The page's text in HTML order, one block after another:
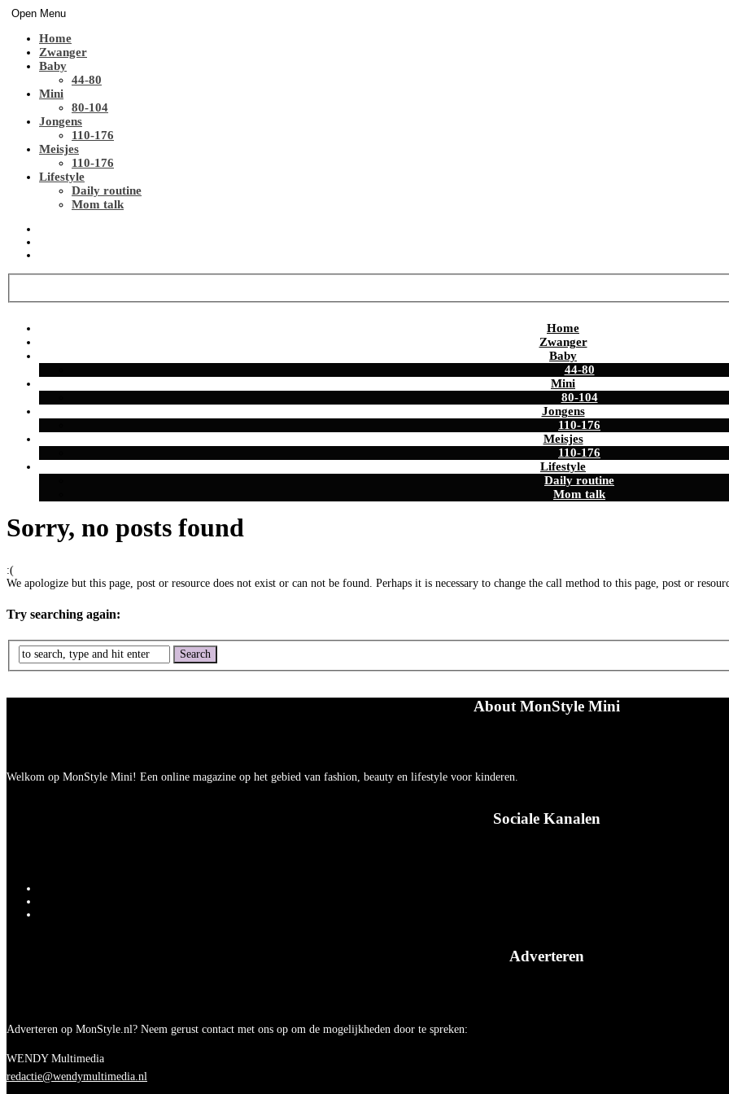
Open Menu
Home
Zwanger
Baby
44-80
Mini
80-104
Jongens
110-176
Meisjes
110-176
Lifestyle
Daily routine
Mom talk
Home
Zwanger
Baby
44-80
Mini
80-104
Jongens
110-176
Meisjes
110-176
Lifestyle
Daily routine
Mom talk
Sorry, no posts found
:(
We apologize but this page, post or resource does not exist or can not be found. Perhaps it is necessary to change the call method to this page, post or
Try searching again:
About MonStyle Mini
Welkom op MonStyle Mini! Een online magazine op het gebied van fashion, beauty en lifestyle voor kinderen.
Sociale Kanalen
Adverteren
Adverteren op MonStyle.nl? Neem gerust contact met ons op om de mogelijkheden door te spreken:
WENDY Multimedia
redactie@wendymultimedia.nl